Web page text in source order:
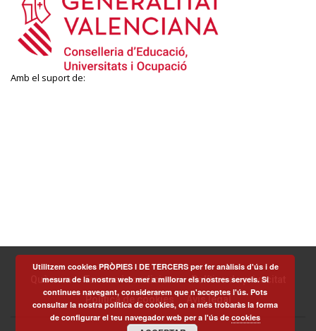
Amb el suport de:
Què som Termes i condicions
Política de privacitat
Política de cookies
Avís legal
Utilitzem cookies PRÒPIES I DE TERCERS per fer anàlisis d'ús i de
mesura de la nostra web mer a millorar els nostres serveis. Si
continues navegant, considerarem que n'acceptes l'ús. Pots
consultar la nostra política de cookies, on a més trobaràs la forma
de configurar el teu navegador web per a l'ús decookies